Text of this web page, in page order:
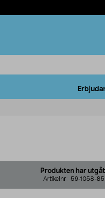
Produkten har
Artikelnr: 59-1058-85